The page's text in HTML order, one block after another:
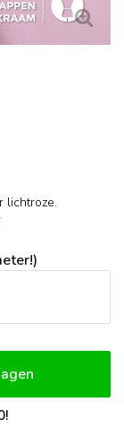
lichtroze.